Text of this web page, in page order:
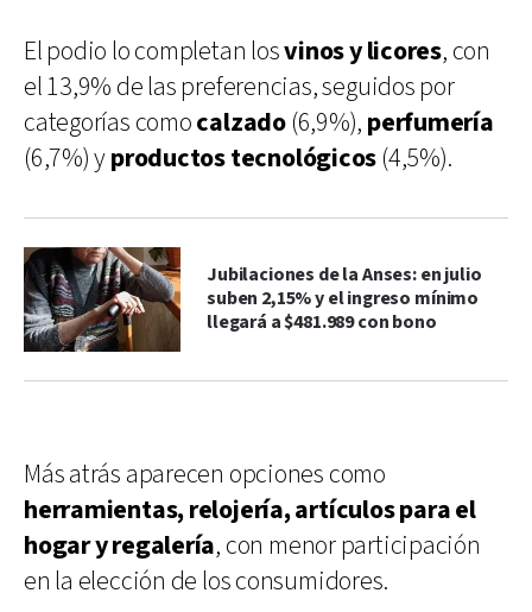
El podio lo completan losvinos y licores, con
el 13,9% de las preferencias, seguidos por
categorías comocalzado(6,9%), perfumería
(6,7%) yproductos tecnológicos (4,5%).
Jubilaciones de la Anses: en julio
suben 2,15% y el ingreso mínimo
llegará a $481.989 con bono
Más atrás aparecen opciones como
herramientas, relojería, artículos para el
hogar y regalería, con menor participación
en la elección de los consumidores.